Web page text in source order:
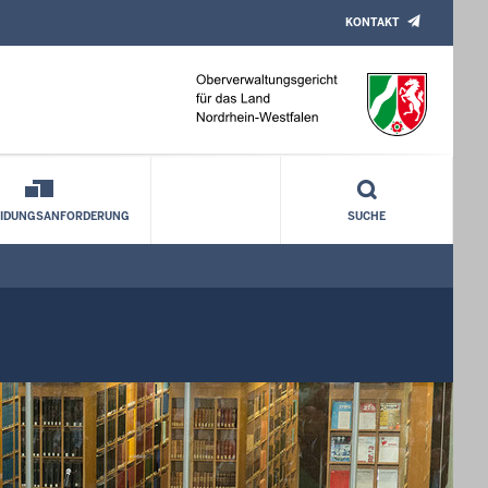
KONTAKT
SUCHE